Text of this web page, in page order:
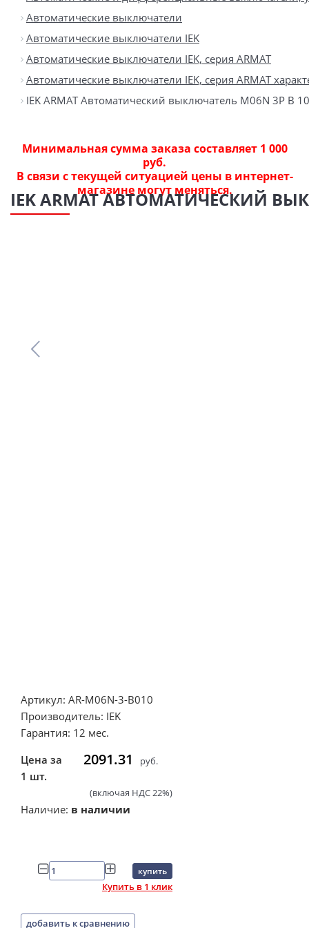
Автоматические выключатели
Автоматические выключатели IEK
Автоматические выключатели IEK, серия ARMAT
Автоматические выключатели IEK, серия ARMAT
IEK ARMAT Автоматический выключатель M06N 3P B
Минимальная сумма заказа составляет 1 000
руб.
В связи с текущей ситуацией цены в интернет-
магазине могут меняться.
IEK ARMAT АВТОМАТИЧЕСКИЙ
Артикул: AR-M06N-3-B010
Производитель: IEK
Гарантия: 12 мес.
Цена за
1 шт.
2091.31 руб.
(включая НДС 22%)
Наличие: в наличии
купить
Купить в 1 клик
добавить к сравнению